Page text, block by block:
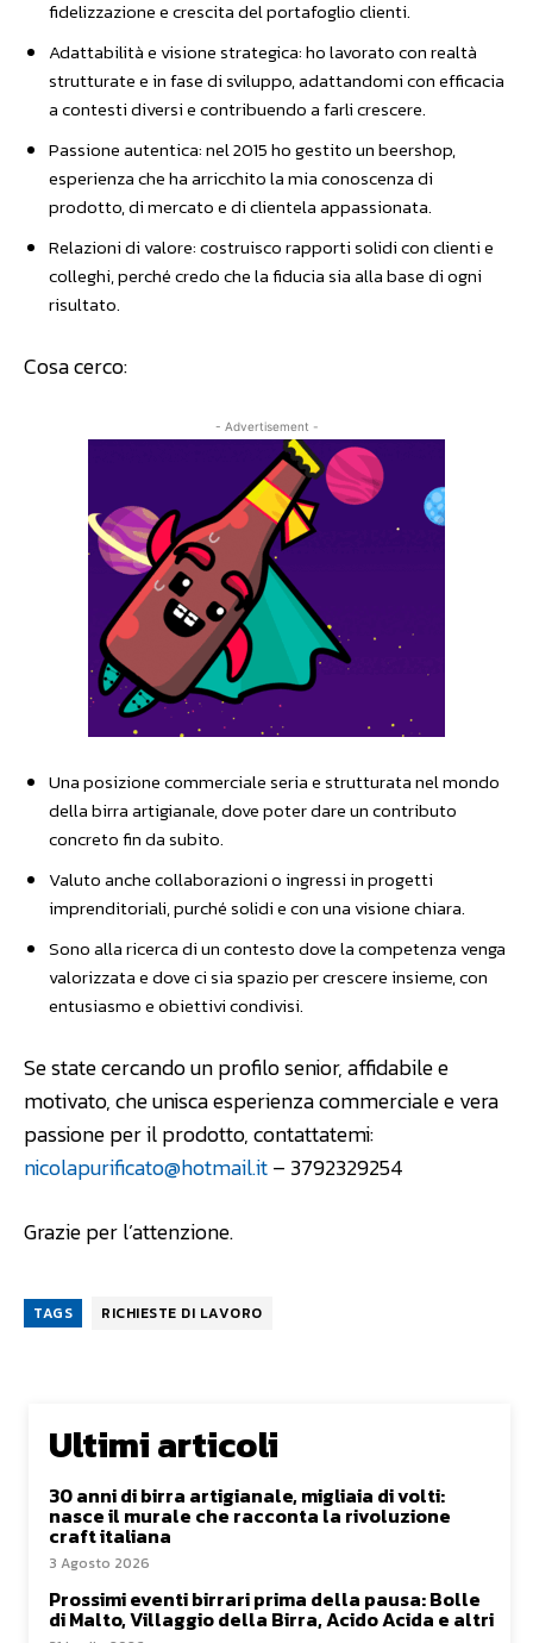
fidelizzazione e crescita del portafoglio clienti.
Adattabilità e visione strategica: ho lavorato con realtà
strutturate e in fase di sviluppo, adattandomi con efficacia
a contesti diversi e contribuendo a farli crescere.
Passione autentica: nel 2015 ho gestito un beershop,
esperienza che ha arricchito la mia conoscenza di
prodotto, di mercato e di clientela appassionata.
Relazioni di valore: costruisco rapporti solidi con clienti e
colleghi, perché credo che la fiducia sia alla base di ogni
risultato.
Cosa cerco:
- Advertisement -
Una posizione commerciale seria e strutturata nel mondo
della birra artigianale, dove poter dare un contributo
concreto fin da subito.
Valuto anche collaborazioni o ingressi in progetti
imprenditoriali, purché solidi e con una visione chiara.
Sono alla ricerca di un contesto dove la competenza venga
valorizzata e dove ci sia spazio per crescere insieme, con
entusiasmo e obiettivi condivisi.
Se state cercando un profilo senior, affidabile e
motivato, che unisca esperienza commerciale e vera
passione per il prodotto, contattatemi:
nicolapurificato@hotmail.it– 3792329254
Grazie per l’attenzione.
TAGS RICHIESTE DI LAVORO
Ultimi articoli
30 anni di birra artigianale, migliaia di volti:
nasce il murale che racconta la rivoluzione
craft italiana
3 Agosto 2026
Prossimi eventi birrari prima della pausa: Bolle
di Malto, Villaggio della Birra, Acido Acida e altri